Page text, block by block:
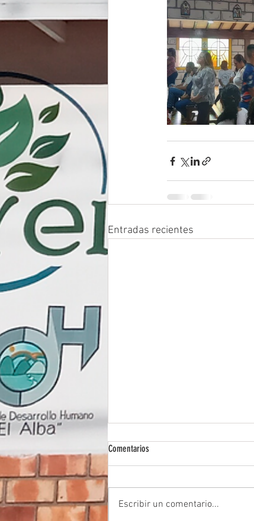
Entradas recientes
Visita de la familia Pineda
Comentarios
Escribir un comentario...